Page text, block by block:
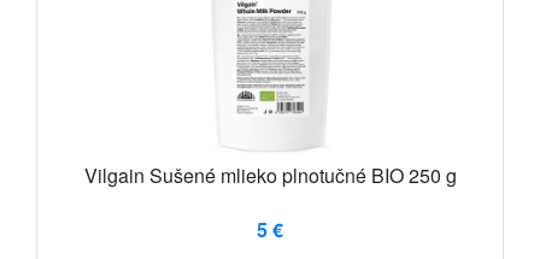
Vilgain Sušené mlieko plnotučné BIO 250 g
5 €